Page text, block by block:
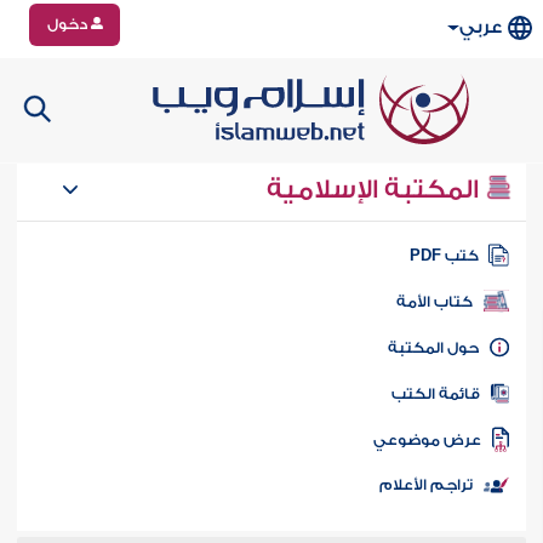
عربي دخول
المكتبة الإسلامية
كتب PDF
كتاب الأمة
المكتبة
الكتب
موضوعي